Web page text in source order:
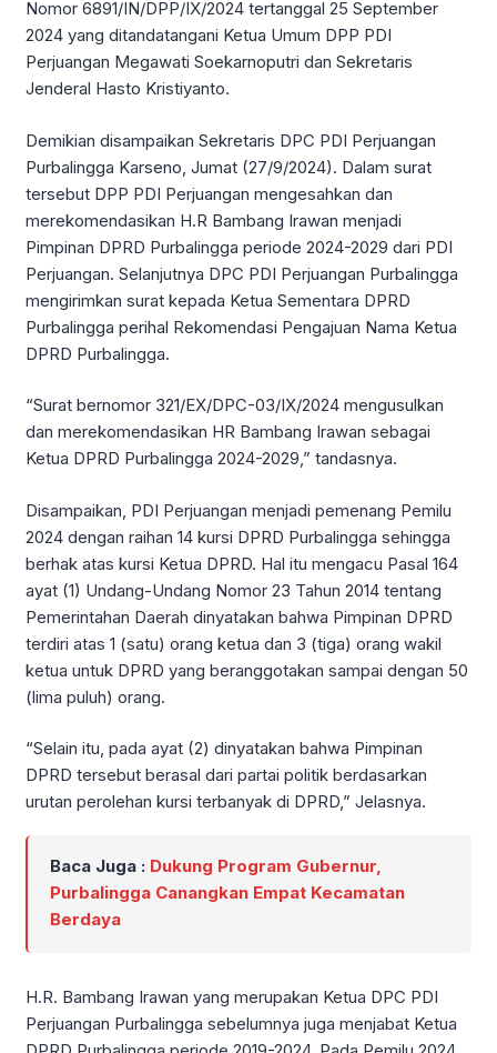
Nomor 6891/IN/DPP/IX/2024 tertanggal 25 September
2024 yang ditandatangani Ketua Umum DPP PDI
Perjuangan Megawati Soekarnoputri dan Sekretaris
Jenderal Hasto Kristiyanto.
Demikian disampaikan Sekretaris DPC PDI Perjuangan
Purbalingga Karseno, Jumat (27/9/2024). Dalam surat
tersebut DPP PDI Perjuangan mengesahkan dan
merekomendasikan H.R Bambang Irawan menjadi
Pimpinan DPRD Purbalingga periode 2024-2029 dari PDI
Perjuangan. Selanjutnya DPC PDI Perjuangan Purbalingga
mengirimkan surat kepada Ketua Sementara DPRD
Purbalingga perihal Rekomendasi Pengajuan Nama Ketua
DPRD Purbalingga.
“Surat bernomor 321/EX/DPC-03/IX/2024 mengusulkan
dan merekomendasikan HR Bambang Irawan sebagai
Ketua DPRD Purbalingga 2024-2029,” tandasnya.
Disampaikan, PDI Perjuangan menjadi pemenang Pemilu
2024 dengan raihan 14 kursi DPRD Purbalingga sehingga
berhak atas kursi Ketua DPRD. Hal itu mengacu Pasal 164
ayat (1) Undang-Undang Nomor 23 Tahun 2014 tentang
Pemerintahan Daerah dinyatakan bahwa Pimpinan DPRD
terdiri atas 1 (satu) orang ketua dan 3 (tiga) orang wakil
ketua untuk DPRD yang beranggotakan sampai dengan 50
(lima puluh) orang.
“Selain itu, pada ayat (2) dinyatakan bahwa Pimpinan
DPRD tersebut berasal dari partai politik berdasarkan
urutan perolehan kursi terbanyak di DPRD,” Jelasnya.
Baca Juga : Dukung Program Gubernur,
Purbalingga Canangkan Empat Kecamatan
Berdaya
H.R. Bambang Irawan yang merupakan Ketua DPC PDI
Perjuangan Purbalingga sebelumnya juga menjabat Ketua